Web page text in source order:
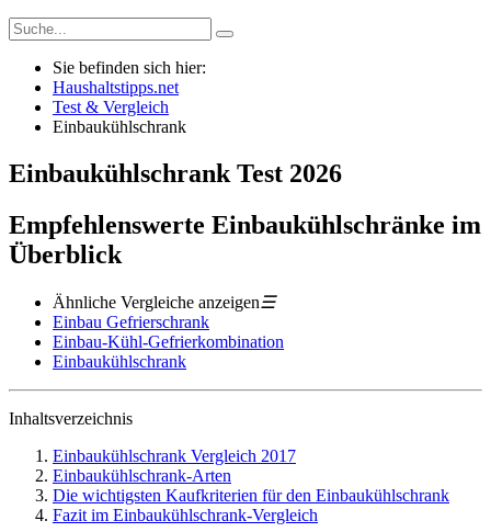
Sie befinden sich hier:
Haushaltstipps.net
Test & Vergleich
Einbaukühlschrank
Einbaukühlschrank Test 2026
Empfehlenswerte Einbaukühlschränke im
Überblick
Ähnliche Vergleiche anzeigen☰
Einbau Gefrierschrank
Einbau-Kühl-Gefrierkombination
Einbaukühlschrank
Inhaltsverzeichnis
Einbaukühlschrank Vergleich 2017
Einbaukühlschrank-Arten
Die wichtigsten Kaufkriterien für den Einbaukühlschrank
Fazit im Einbaukühlschrank-Vergleich